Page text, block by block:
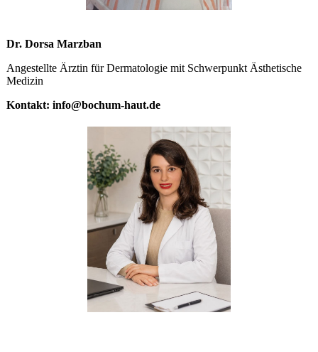
Dr. Dorsa Marzban
Angestellte Ärztin für Dermatologie mit Schwerpunkt Ästhetische
Medizin
Kontakt: info@bochum-haut.de